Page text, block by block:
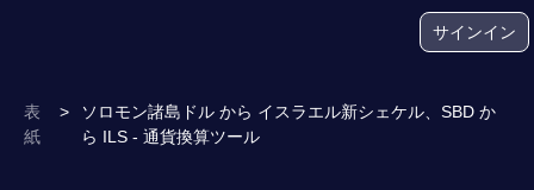
サインイン
表
紙
>
ソロモン諸島ドル から イスラエル新シェケル、SBD か
ら ILS - 通貨換算ツール